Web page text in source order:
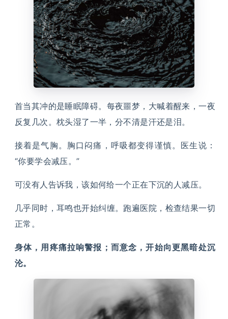
首当其冲的是睡眠障碍。每夜噩梦，大喊着醒来，一夜
反复几次。枕头湿了一半，分不清是汗还是泪。
接着是气胸。胸口闷痛，呼吸都变得谨慎。医生说：
“你要学会减压。”
可没有人告诉我，该如何给一个正在下沉的人减压。
几乎同时，耳鸣也开始纠缠。跑遍医院，检查结果一切
正常。
身体，用疼痛拉响警报；而意念，开始向更黑暗处沉
沦。